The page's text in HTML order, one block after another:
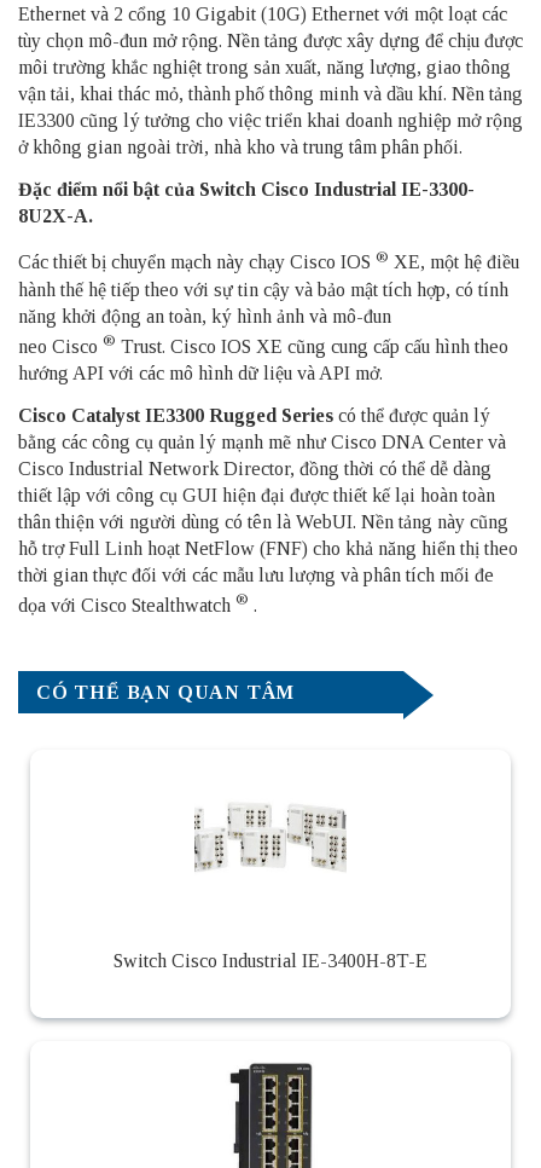
Ethernet và 2 cổng 10 Gigabit (10G) Ethernet với một loạt các
tùy chọn mô-đun mở rộng. Nền tảng được xây dựng để chịu được
môi trường khắc nghiệt trong sản xuất, năng lượng, giao thông
vận tải, khai thác mỏ, thành phố thông minh và dầu khí. Nền tảng
IE3300 cũng lý tưởng cho việc triển khai doanh nghiệp mở rộng
ở không gian ngoài trời, nhà kho và trung tâm phân phối.
Đặc điểm nổi bật của Switch Cisco Industrial IE-3300-
8U2X-A.
Các thiết bị chuyển mạch này chạy Cisco IOS ® XE, một hệ điều
hành thế hệ tiếp theo với sự tin cậy và bảo mật tích hợp, có tính
năng khởi động an toàn, ký hình ảnh và mô-đun
neo Cisco ® Trust. Cisco IOS XE cũng cung cấp cấu hình theo
hướng API với các mô hình dữ liệu và API mở.
Cisco Catalyst IE3300 Rugged Series có thể được quản lý
bằng các công cụ quản lý mạnh mẽ như Cisco DNA Center và
Cisco Industrial Network Director, đồng thời có thể dễ dàng
thiết lập với công cụ GUI hiện đại được thiết kế lại hoàn toàn
thân thiện với người dùng có tên là WebUI. Nền tảng này cũng
hỗ trợ Full Linh hoạt NetFlow (FNF) cho khả năng hiển thị theo
thời gian thực đối với các mẫu lưu lượng và phân tích mối đe
dọa với Cisco Stealthwatch ® .
CÓ THỂ BẠN QUAN TÂM
Switch Cisco Industrial IE-3400H-8T-E